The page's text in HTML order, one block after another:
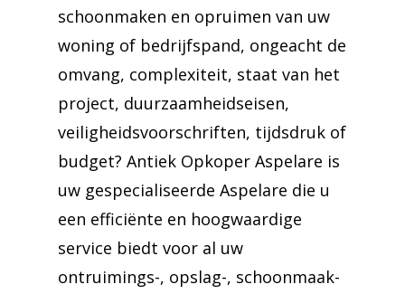
schoonmaken en opruimen van uw
woning of bedrijfspand, ongeacht de
omvang, complexiteit, staat van het
project, duurzaamheidseisen,
veiligheidsvoorschriften, tijdsdruk of
budget? Antiek Opkoper Aspelare is
uw gespecialiseerde Aspelare die u
een efficiënte en hoogwaardige
service biedt voor al uw
ontruimings-, opslag-, schoonmaak-